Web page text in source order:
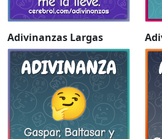
Adivinanzas Largas